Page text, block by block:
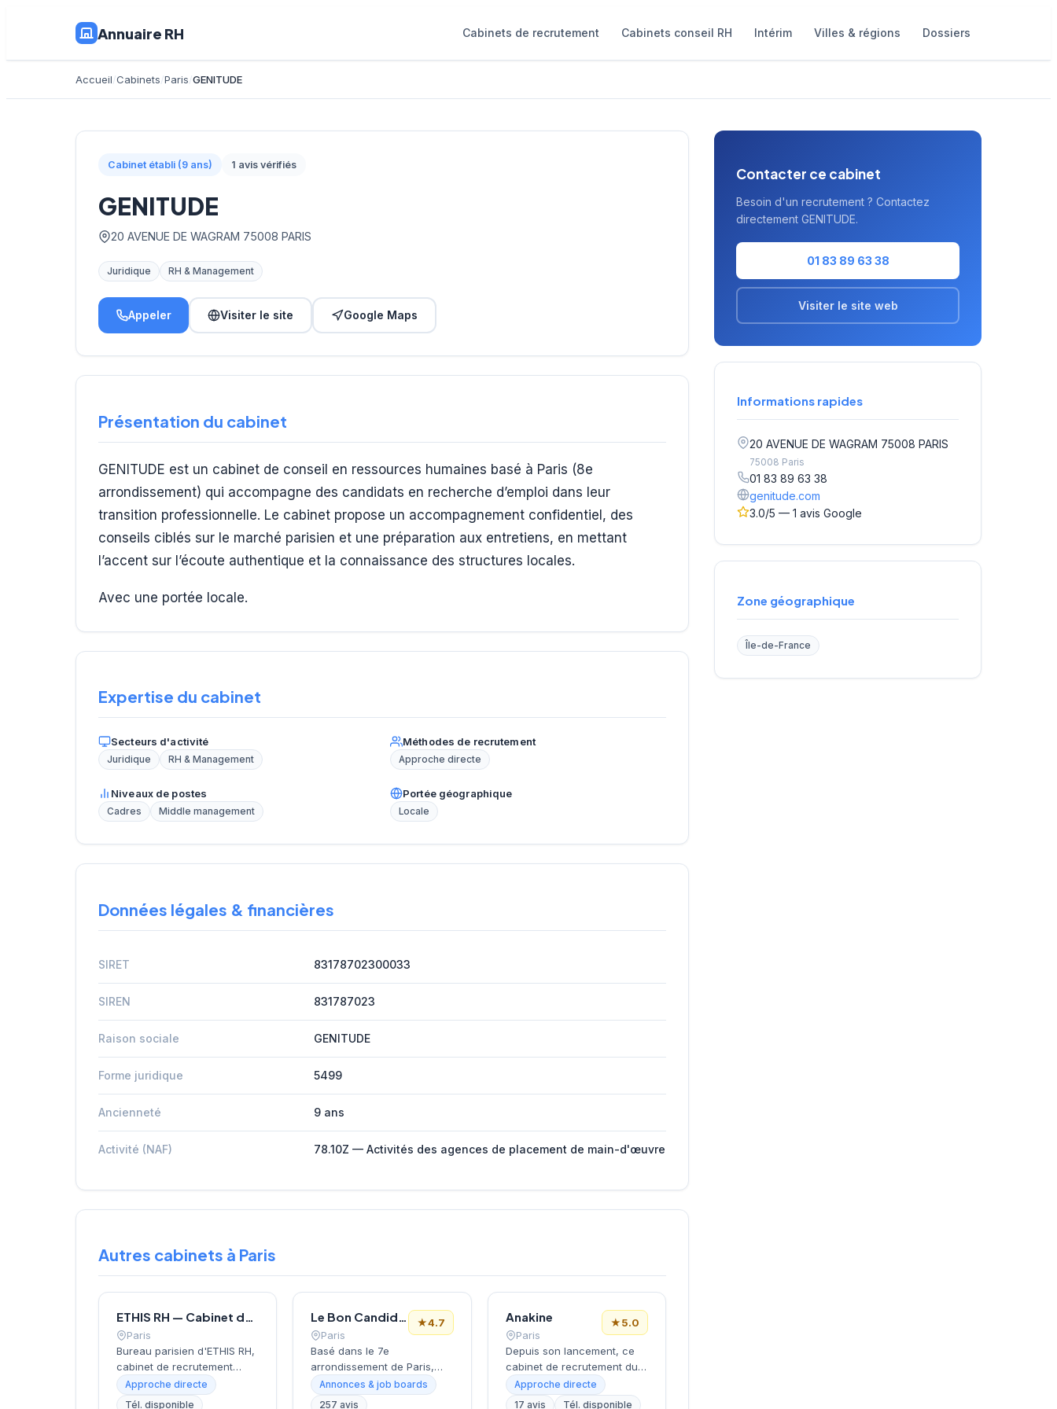
Annuaire RH Cabinets de recrutement Cabinets conseil RH Intérim Villes & régions Dossiers
Accueil Cabinets Paris GENITUDE
Cabinet établi (9 ans) 1 avis vérifiés
GENITUDE
20 AVENUE DE WAGRAM 75008 PARIS
Juridique RH & Management
Appeler Visiter le site Google Maps
Présentation du cabinet
GENITUDE est un cabinet de conseil en ressources humaines basé à Paris (8e
arrondissement) qui accompagne des candidats en recherche d’emploi dans leur
transition professionnelle. Le cabinet propose un accompagnement confidentiel, des
conseils ciblés sur le marché parisien et une préparation aux entretiens, en mettant
l’accent sur l’écoute authentique et la connaissance des structures locales.
Avec une portée locale.
Expertise du cabinet
Secteurs d'activité
Juridique RH & Management
Méthodes de recrutement
Approche directe
Niveaux de postes
Cadres Middle management
Portée géographique
Locale
Données légales & financières
SIRET 83178702300033
SIREN 831787023
Raison sociale GENITUDE
Forme juridique 5499
Ancienneté 9 ans
Activité (NAF) 78.10Z — Activités des agences de placement de main-d'œuvre
Autres cabinets à Paris
ETHIS RH — Cabinet de recrutement à Paris
Paris
Bureau parisien d'ETHIS RH,
cabinet de recrutement
fondé en 2007, spécialisé
dans le conseil en
Approche directe
Tél. disponible
Le Bon Candidat
Paris
★4.7
Basé dans le 7e
arrondissement de Paris,
près de la Tour Eiffel et des
Invalides, ce cabinet de
Annonces & job boards
257 avis
Anakine
Paris
★5.0
Depuis son lancement, ce
cabinet de recrutement du
9e arrondissement
accompagne les entreprises
Approche directe
17 avis
Tél. disponible
Contacter ce cabinet
Besoin d'un recrutement ? Contactez
directement GENITUDE.
01 83 89 63 38
Visiter le site web
Informations rapides
20 AVENUE DE WAGRAM 75008 PARIS
75008 Paris
01 83 89 63 38
genitude.com
3.0/5 — 1 avis Google
Zone géographique
Île-de-France